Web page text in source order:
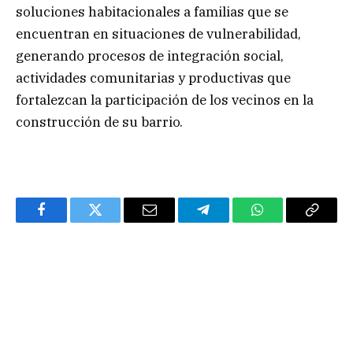
soluciones habitacionales a familias que se
encuentran en situaciones de vulnerabilidad,
generando procesos de integración social,
actividades comunitarias y productivas que
fortalezcan la participación de los vecinos en la
construcción de su barrio.
FacebookTwitter Email TelegramWhatsAppCopy